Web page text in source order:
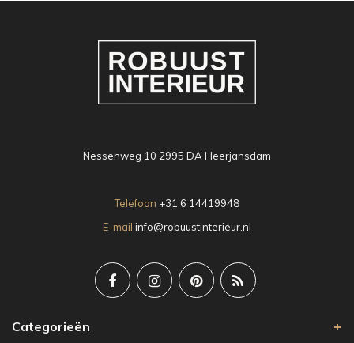
Nessenweg 10 2995 DA Heerjansdam
Telefoon +31 6 14419948
E-mail info@robuustinterieur.nl
Categorieën